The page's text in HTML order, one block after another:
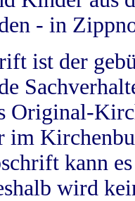
- in
ist der
Original-
im
kann
wird